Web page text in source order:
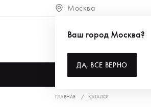
Москва
Ваш город Москва?
ДА, ВСЕ ВЕРНО
ГЛАВНАЯ КАТАЛОГ